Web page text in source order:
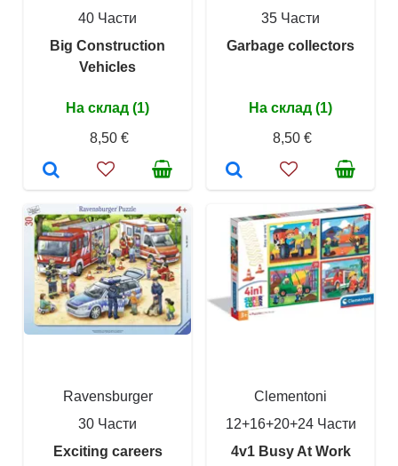
40 Части
Big Construction
Vehicles
На склад (1)
8,50 €
35 Части
Garbage collectors
На склад (1)
8,50 €
Ravensburger
30 Части
Exciting careers
Clementoni
12+16+20+24 Части
4v1 Busy At Work